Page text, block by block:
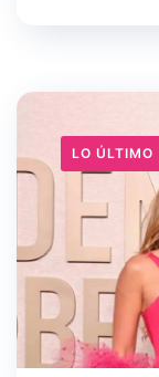
LO ÚLTIMO